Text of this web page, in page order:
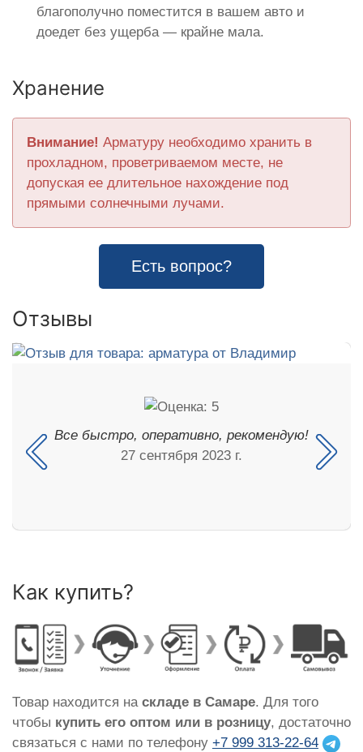
благополучно поместится в вашем авто и
доедет без ущерба — крайне мала.
Хранение
Внимание! Арматуру необходимо хранить в
прохладном, проветриваемом месте, не
допуская ее длительное нахождение под
прямыми солнечными лучами.
Есть вопрос?
Отзывы
Все быстро, оперативно, рекомендую!
27 сентября 2023 г.
Как купить?
Товар находится на складе в Самаре. Для того
чтобы купить его оптом или в розницу, достаточно
связаться с нами по телефону +7 999 313-22-64